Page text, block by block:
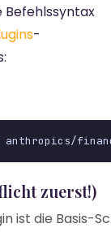
Befehlssyntax
-
anthropics/
zuerst!)
ist die Basis-